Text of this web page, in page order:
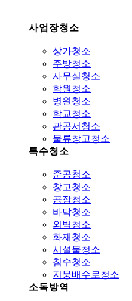
사업장청소
상가청소
주방청소
사무실청소
학원청소
병원청소
학교청소
관공서청소
물류창고청소
특수청소
준공청소
창고청소
공장청소
바닥청소
외벽청소
화재청소
시설물청소
침수청소
지붕배수로청소
소독방역